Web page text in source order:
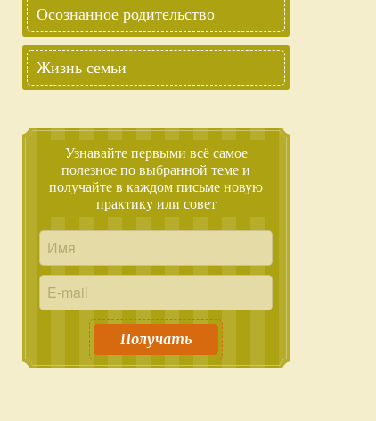
Осознанное родительство
Жизнь семьи
Узнавайте первыми всё самое
полезное по выбранной теме и
получайте в каждом письме новую
практику или совет
Получать